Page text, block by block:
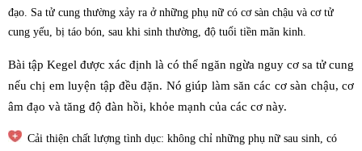
đạo. Sa tử cung thường xảy ra ở những phụ nữ có cơ sàn chậu và cơ tử
cung yếu, bị táo bón, sau khi sinh thường, độ tuổi tiền mãn kinh.
Bài tập Kegel được xác định là có thể ngăn ngừa nguy cơ sa tử cung
nếu chị em luyện tập đều đặn. Nó giúp làm săn các cơ sàn chậu, cơ
âm đạo và tăng độ đàn hồi, khỏe mạnh của các cơ này.
Cải thiện chất lượng tình dục: không chỉ những phụ nữ sau sinh, có